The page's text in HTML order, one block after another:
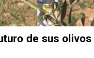
de sus olivos